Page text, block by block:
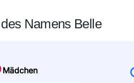
Namens Belle
Mädchen